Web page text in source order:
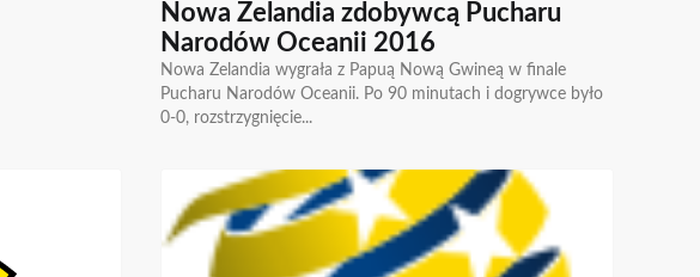
Nowa Zelandia zdobywcą Pucharu
Narodów Oceanii 2016
Nowa Zelandia wygrała z Papuą Nową Gwineą w finale
Pucharu Narodów Oceanii. Po 90 minutach i dogrywce było
0-0, rozstrzygnięcie...